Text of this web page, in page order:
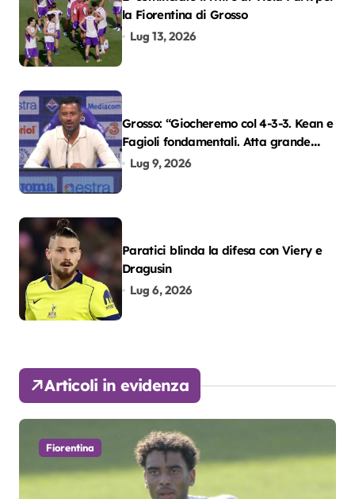
la Fiorentina di Grosso
Lug 13, 2026
Grosso: “Giocheremo col 4-3-3. Kean e
Fagioli fondamentali. Atta grande
colpo”
Lug 9, 2026
Paratici blinda la difesa con Viery e
Dragusin
Lug 6, 2026
Articoli in evidenza
Fiorentina